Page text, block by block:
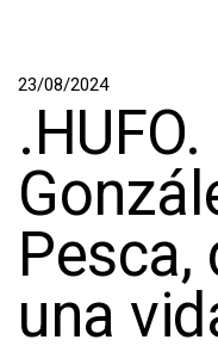
23/08/2024
Pesca,
una